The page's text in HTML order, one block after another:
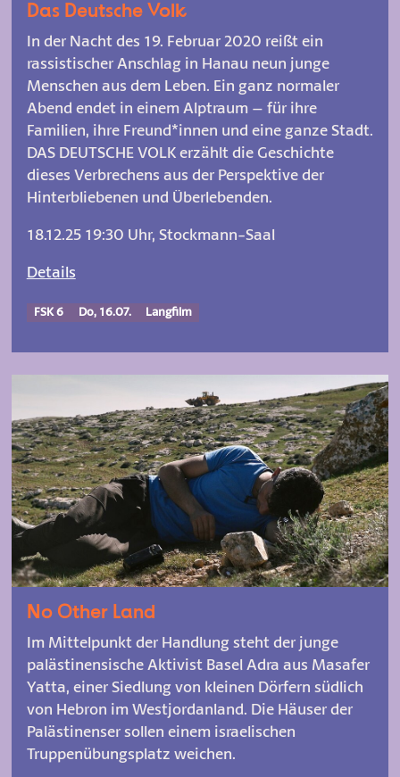
Das Deutsche Volk
In der Nacht des 19. Februar 2020 reißt ein
rassistischer Anschlag in Hanau neun junge
Menschen aus dem Leben. Ein ganz normaler
Abend endet in einem Alptraum – für ihre
Familien, ihre Freund*innen und eine ganze Stadt.
DAS DEUTSCHE VOLK erzählt die Geschichte
dieses Verbrechens aus der Perspektive der
Hinterbliebenen und Überlebenden.
18.12.25 19:30 Uhr, Stockmann-Saal
Details
FSK 6 Do, 16.07. Langfilm
No Other Land
Im Mittelpunkt der Handlung steht der junge
palästinensische Aktivist Basel Adra aus Masafer
Yatta, einer Siedlung von kleinen Dörfern südlich
von Hebron im Westjordanland. Die Häuser der
Palästinenser sollen einem israelischen
Truppenübungsplatz weichen.